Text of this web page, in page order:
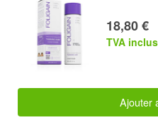
18,80 €
TVA
Ajouter